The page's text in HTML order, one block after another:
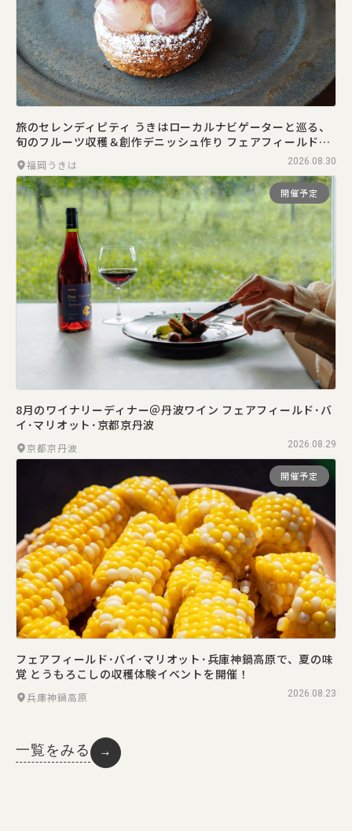
旅のセレンディピティ うきはローカルナビゲーターと巡る、
旬のフルーツ収穫＆創作デニッシュ作り フェアフィールド･
バイ･マリオット･福岡うきは
福岡うきは 2026.08.30
開催予定
8月のワイナリーディナー＠丹波ワイン フェアフィールド･バ
イ･マリオット･京都京丹波
京都京丹波 2026.08.29
開催予定
フェアフィールド･バイ･マリオット･兵庫神鍋高原で、夏の味
覚 とうもろこしの収穫体験イベントを開催！
兵庫神鍋高原 2026.08.23
一覧をみる →